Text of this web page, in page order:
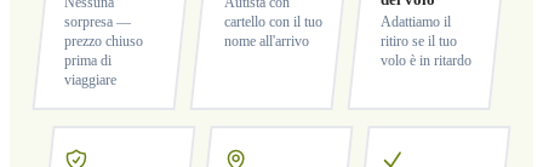
sorpresa —
prezzo chiuso
prima di
viaggiare
cartello con il tuo
nome all'arrivo
Adattiamo il
ritiro se il tuo
volo è in ritardo